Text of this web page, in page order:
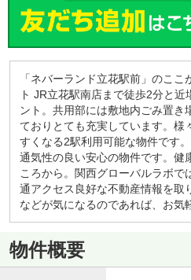
「ネバーランド立花駅前」のこ
ト JR立花駅南店まで徒歩2分と
ント。共用部には敷地内ごみ置き
ておりとても充実しています。様
すくなる2駅利用可能な物件です
通気性の良い安心の物件です。健
ころから。関西グローバルラボで
通アクセス良好な不動産情報を取
などが気になるのであれば、お気
物件概要